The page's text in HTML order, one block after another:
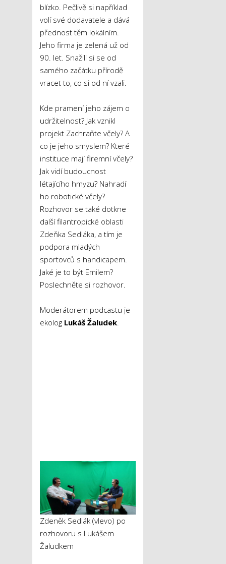
blízko. Pečlivě si například
volí své dodavatele a dává
přednost těm lokálním.
Jeho firma je zelená už od
90. let. Snažili si se od
samého začátku přírodě
vracet to, co si od ní vzali.
Kde pramení jeho zájem o
udržitelnost? Jak vznikl
projekt Zachraňte včely? A
co je jeho smyslem? Které
instituce mají firemní včely?
Jak vidí budoucnost
létajícího hmyzu? Nahradí
ho robotické včely?
Rozhovor se také dotkne
další filantropické oblasti
Zdeňka Sedláka, a tím je
podpora mladých
sportovců s handicapem.
Jaké je to být Emilem?
Poslechněte si rozhovor.
Moderátorem podcastu je
ekolog Lukáš Žaludek
Zdeněk Sedlák (vlevo) po
rozhovoru s Lukášem
Žaludkem